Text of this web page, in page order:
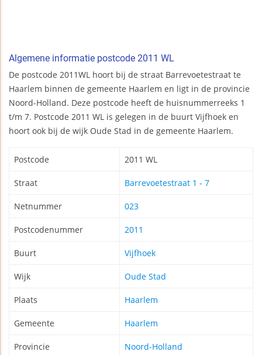
Algemene informatie postcode 2011 WL
De postcode 2011WL hoort bij de straat Barrevoetestraat te
Haarlem binnen de gemeente Haarlem en ligt in de provincie
Noord-Holland. Deze postcode heeft de huisnummerreeks 1
t/m 7. Postcode 2011 WL is gelegen in de buurt Vijfhoek en
hoort ook bij de wijk Oude Stad in de gemeente Haarlem.
Postcode 2011 WL
Straat Barrevoetestraat 1 - 7
Netnummer 023
Postcodenummer 2011
Buurt Vijfhoek
Wijk Oude Stad
Plaats Haarlem
Gemeente Haarlem
Provincie Noord-Holland